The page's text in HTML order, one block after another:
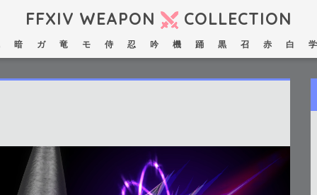
FFXIV WEAPON COLLECTION
暗 ガ 竜 モ 侍 忍 吟 機 踊 黒 召 赤 白 学